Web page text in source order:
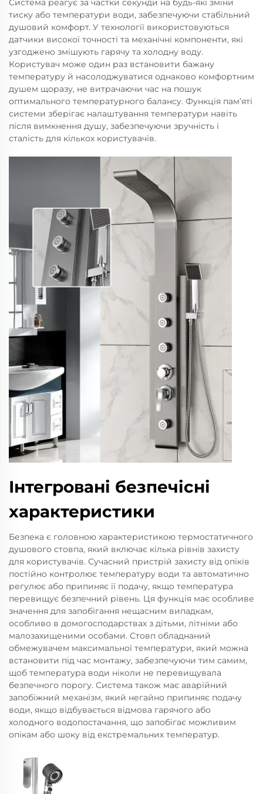
Система реагує за частки секунди на будь-які зміни
тиску або температури води, забезпечуючи стабільний
душовий комфорт. У технології використовуються
датчики високої точності та механічні компоненти, які
узгоджено змішують гарячу та холодну воду.
Користувач може один раз встановити бажану
температуру й насолоджуватися однаково комфортним
душем щоразу, не витрачаючи час на пошук
оптимального температурного балансу. Функція пам’яті
системи зберігає налаштування температури навіть
після вимкнення душу, забезпечуючи зручність і
сталість для кількох користувачів.
Інтегровані безпечісні
характеристики
Безпека є головною характеристикою термостатичного
душового стовпа, який включає кілька рівнів захисту
для користувачів. Сучасний пристрій захисту від опіків
постійно контролює температуру води та автоматично
регулює або припиняє її подачу, якщо температура
перевищує безпечний рівень. Ця функція має особливе
значення для запобігання нещасним випадкам,
особливо в домогосподарствах з дітьми, літніми або
малозахищеними особами. Стовп обладнаний
обмежувачем максимальної температури, який можна
встановити під час монтажу, забезпечуючи тим самим,
щоб температура води ніколи не перевищувала
безпечного порогу. Система також має аварійний
запобіжний механізм, який негайно припиняє подачу
води, якщо відбувається відмова гарячого або
холодного водопостачання, що запобігає можливим
опікам або шоку від екстремальних температур.